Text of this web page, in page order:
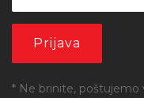
* Ne brinite, poštujemo